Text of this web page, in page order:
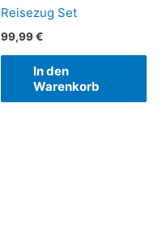
Reisezug Set
99,99€
In den
Warenkorb